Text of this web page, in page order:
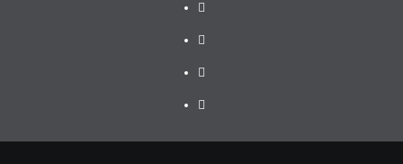
Facebook
Twitter
Instagram
Youtube